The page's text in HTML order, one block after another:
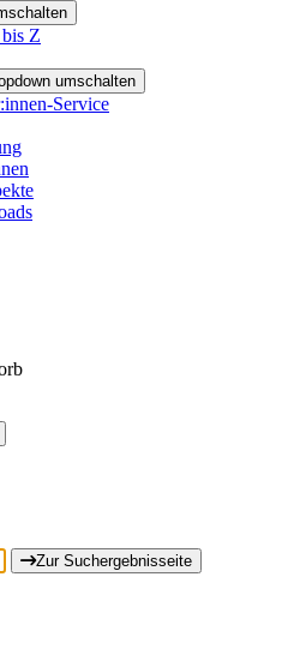
Z
umschalten
Service
Zur Suchergebnisseite